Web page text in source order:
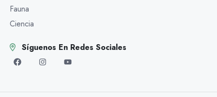
Fauna
Ciencia
Síguenos En Redes Sociales